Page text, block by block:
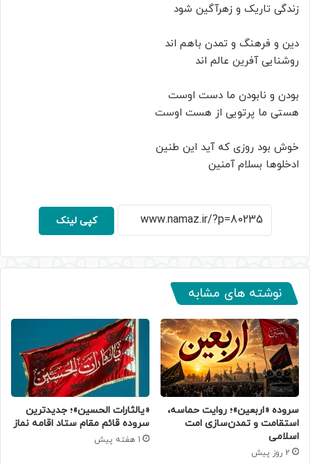
زندگی تاریک و زهرآگین شود
دین و فرهنگ و تمدن باهم اند
روشنایی آفرین عالم اند
بودن و نابودن ما دست اوست
هستی ما پرتویی از هست اوست
خوش بود روزی که آید این طنین
ادخلوها بسلام آمنین
کپی لینک
نوشته های مشابه
سروده‌ «اربعین»؛ روایت حماسه،
استقامت و تمدن‌سازی امت
اسلامی
2 روز پیش
«یالثارات الحسین»؛ جدیدترین
سروده قائم مقام ستاد اقامه نماز
1 هفته پیش